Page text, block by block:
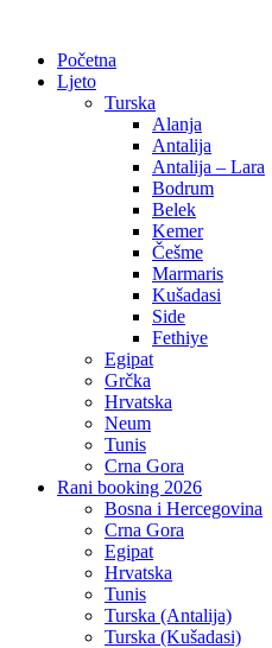
Početna
Ljeto
Turska
Alanja
Antalija
Antalija – Lara
Bodrum
Belek
Kemer
Češme
Marmaris
Kušadasi
Side
Fethiye
Egipat
Grčka
Hrvatska
Neum
Tunis
Crna Gora
Rani booking 2026
Bosna i Hercegovina
Crna Gora
Egipat
Hrvatska
Tunis
Turska (Antalija)
Turska (Kušadasi)